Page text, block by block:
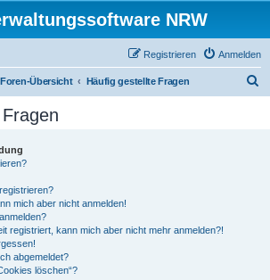
NRW
Anmelden
Registrieren
Foren-Übersicht Häufig gestellte Fragen
mich aber nicht anmelden!
registriert, kann mich aber nicht mehr anmelden?!
abgemeldet?
löschen“?